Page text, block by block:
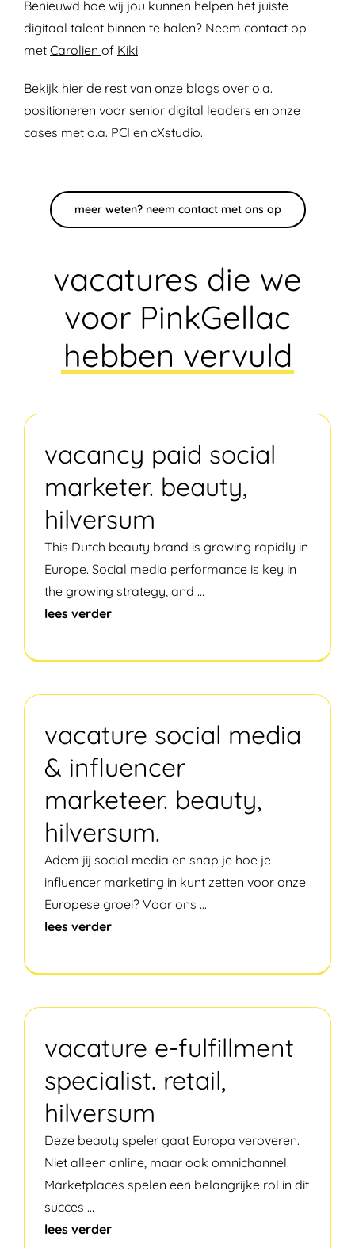
Benieuwd hoe wij jou kunnen helpen het juiste
digitaal talent binnen te halen? Neem contact op
met Carolien of Kiki.
Bekijk hierde rest van onze blogs over o.a.
positioneren voor senior digital leaders en onze
cases met o.a. PCI en cXstudio.
meer weten? neem contact met ons op
vacatures die we
voor PinkGellac
hebben vervuld
vacancy paid social
marketer. beauty,
hilversum
This Dutch beauty brand is growing rapidly in
Europe. Social media performance is key in
the growing strategy, and ...
lees verder
vacature social media
& influencer
marketeer. beauty,
hilversum.
Adem jij social media en snap je hoe je
influencer marketing in kunt zetten voor onze
Europese groei? Voor ons ...
lees verder
vacature e-fulfillment
specialist. retail,
hilversum
Deze beauty speler gaat Europa veroveren.
Niet alleen online, maar ook omnichannel.
Marketplaces spelen een belangrijke rol in dit
succes ...
lees verder